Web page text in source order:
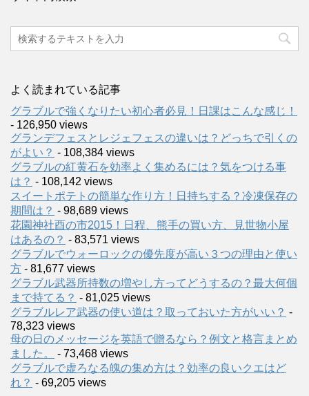
よく読まれている記事
グラブルで強くなりたい初心者必見！日課はこんな感じ！
- 126,950 views
グランデフェスとレジェフェスの違いは？どっちで引くの
がよい？ - 108,384 views
グラブルの紅黄石を効率よく集めるには？気をつける事
は？ - 108,142 views
スイートポテトの簡単な作り方！日持ちする？冷凍保存の
期間は？ - 98,689 views
花園神社酉の市2015！日程、熊手の買い方、見世物小屋
はあるの？ - 83,571 views
グラブルでウォーロックの優先度が高い３つの理由と使い
方 - 81,677 views
グラブル武器所持数の増やし方ってどうするの？最大何個
まで持てる？ - 81,025 views
グラブルレア武器の使い道は？取っておいた方がいい？ -
78,323 views
母の日のメッセージを英語で贈るなら？例文と格言まとめ
ました。
- 73,468 views
グラブルで虚ろなる魄の集め方は？効率の良いクエはど
れ？ - 69,205 views